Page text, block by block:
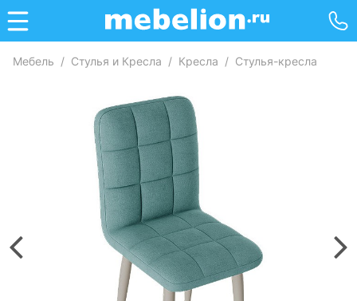
Мебель / Стулья и Кресла / Кресла / Стулья-кресла